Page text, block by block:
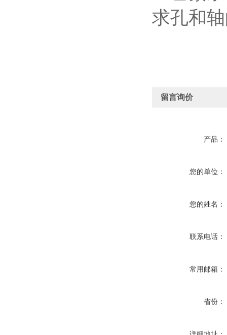
求孔和
留言询价
产品：
您的单位：
您的姓名：
联系电话：
常用邮箱：
省份：